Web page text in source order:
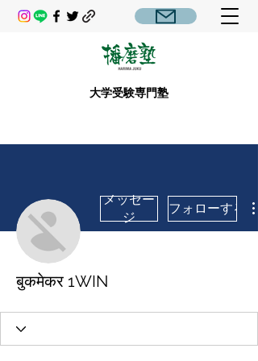
大学受験専門塾
メッセー
ジ
フォローする
बुकमेकर 1WIN